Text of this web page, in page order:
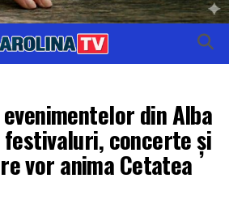
evenimentelor din Alba
concerte și
vor anima Cetatea